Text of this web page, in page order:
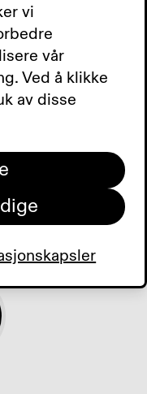
februar
vinnerne
Nå kan
Tibi.
Dagens
vi
vår
Ved å klikke
av disse